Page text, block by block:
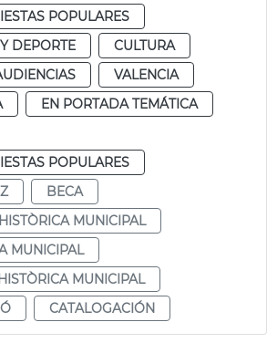
POPULARES
DEPORTE
CULTURA
VALENCIA
EN PORTADA TEMÁTICA
POPULARES
BECA
MUNICIPAL
MUNICIPAL
MUNICIPAL
CATALOGACIÓN